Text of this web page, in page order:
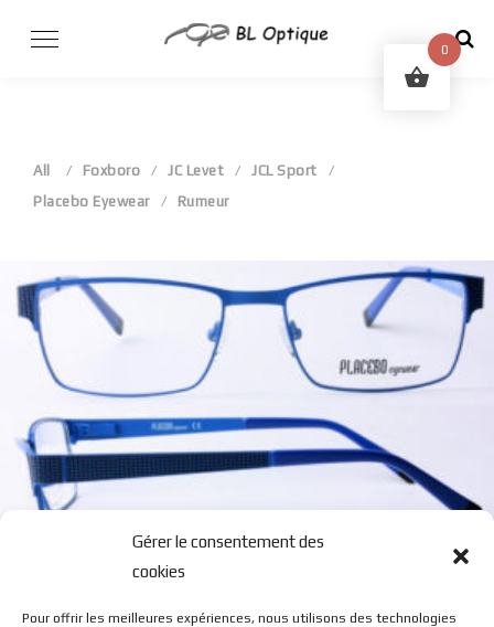
Gérer le consentement des
cookies
Pour offrir les meilleures expériences, nous utilisons des technologies
All Foxboro JC Levet
JCL Sport
Placebo Eyewear
Rumeur
0